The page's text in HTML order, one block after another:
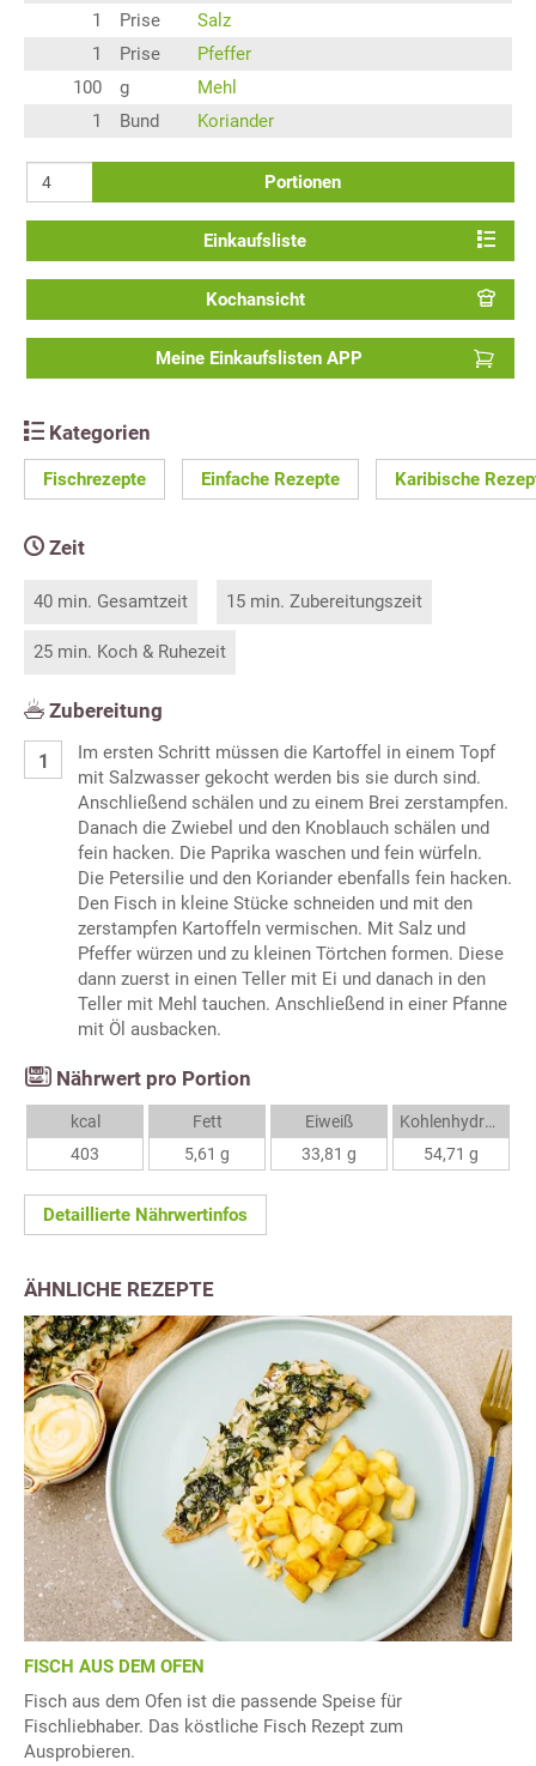
1
Prise
Salz
1
Prise
Pfeffer
100
g
Mehl
1
Bund Koriander
Portionen
Einkaufsliste
Kochansicht
Meine Einkaufslisten APP
Kategorien
Fischrezepte Einfache Rezepte Karibische
Zeit
40 min. Gesamtzeit 15 min. Zubereitungszeit
25 min. Koch & Ruhezeit
Zubereitung
Im ersten Schritt müssen die Kartoffel in einem Topf
mit Salzwasser gekocht werden bis sie durch sind.
Anschließend schälen und zu einem Brei zerstampfen.
Danach die Zwiebel und den Knoblauch schälen und
fein hacken. Die Paprika waschen und fein würfeln.
Die Petersilie und den Koriander ebenfalls fein hacken.
Den Fisch in kleine Stücke schneiden und mit den
zerstampfen Kartoffeln vermischen. Mit Salz und
Pfeffer würzen und zu kleinen Törtchen formen. Diese
dann zuerst in einen Teller mit Ei und danach in den
Teller mit Mehl tauchen. Anschließend in einer Pfanne
mit Öl ausbacken.
Nährwert pro Portion
kcal
403
Fett
5,61 g
Eiweiß
33,81 g
Kohlenhydrate
54,71 g
Detaillierte Nährwertinfos
ÄHNLICHE REZEPTE
FISCH AUS DEM OFEN
Fisch aus dem Ofen ist die passende Speise für
Fischliebhaber. Das köstliche Fisch Rezept zum
Ausprobieren.